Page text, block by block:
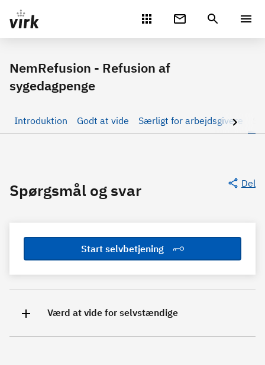
Gå direkte til indhold
NemRefusion - Refusion af
sygedagpenge
Introduktion Godt at vide Særligt for arbejdsgivere
Spørgsmål og svar Del
Start selvbetjening
Værd at vide for selvstændige